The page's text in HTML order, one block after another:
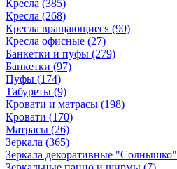
Кресла (385)
Кресла (268)
Кресла вращающиеся (90)
Кресла офисные (27)
Банкетки и пуфы (279)
Банкетки (97)
Пуфы (174)
Табуреты (9)
Кровати и матрасы (198)
Кровати (170)
Матрасы (26)
Зеркала (365)
Зеркала декоративные "Солнышко"